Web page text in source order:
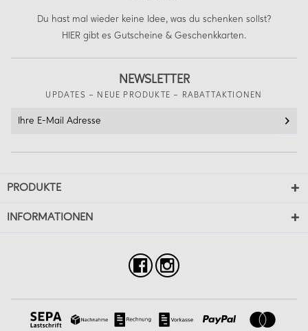
Du hast mal wieder keine Idee, was du schenken sollst?
HIER gibt es Gutscheine & Geschenkkarten.
NEWSLETTER
UPDATES – NEUE PRODUKTE – RABATTAKTIONEN
PRODUKTE
INFORMATIONEN